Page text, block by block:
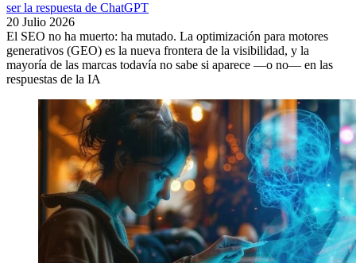
ser la respuesta de ChatGPT
20 Julio 2026
El SEO no ha muerto: ha mutado. La optimización para motores
generativos (GEO) es la nueva frontera de la visibilidad, y la
mayoría de las marcas todavía no sabe si aparece —o no— en las
respuestas de la IA